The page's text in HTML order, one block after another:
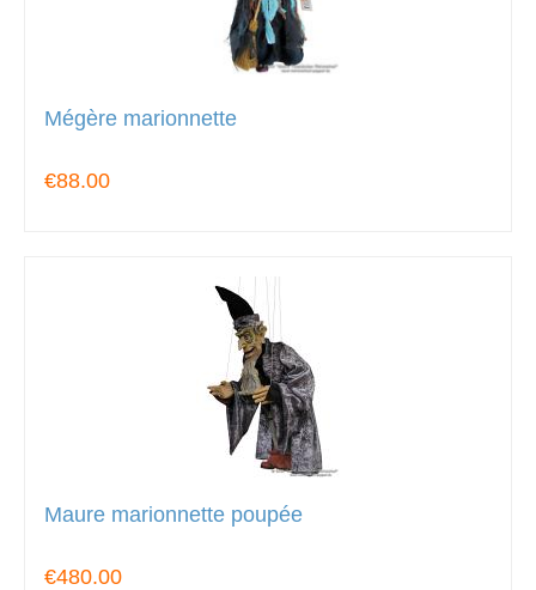
Mégère marionnette
€88.00
Maure marionnette poupée
€480.00